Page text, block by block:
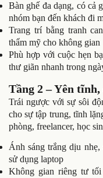
Bàn ghế đa dạng, có cả
nhóm bạn đến khách đi
Trang trí bằng tranh
thẩm mỹ cho không gian
Phù hợp với cuộc hẹn
thư giãn nhanh trong
Tầng 2 – Yên
Trái ngược với sự sôi
cho sự tập trung, tĩnh
phòng, freelancer, học
Ánh sáng trắng dịu
sử dụng laptop
Không gian riêng tư